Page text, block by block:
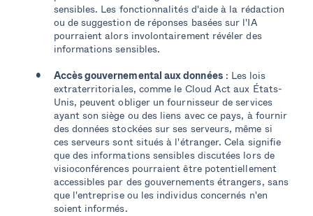
sensibles. Les fonctionnalités d'aide à la rédaction
ou de suggestion de réponses basées sur l'IA
pourraient alors involontairement révéler des
informations sensibles.
Accès gouvernemental aux données: Les lois
extraterritoriales, comme le Cloud Act aux États-
Unis, peuvent obliger un fournisseur de services
ayant son siège ou des liens avec ce pays, à fournir
des données stockées sur ses serveurs, même si
ces serveurs sont situés à l'étranger. Cela signifie
que des informations sensibles discutées lors de
visioconférences pourraient être potentiellement
accessibles par des gouvernements étrangers, sans
que l'entreprise ou les individus concernés n'en
soient informés.